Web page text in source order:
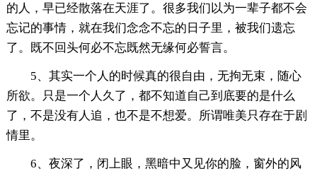
的人，早已经散落在天涯了。很多我们以为一辈子都不会
忘记的事情，就在我们念念不忘的日子里，被我们遗忘
了。既不回头何必不忘既然无缘何必誓言。
5、其实一个人的时候真的很自由，无拘无束，随心
所欲。只是一个人久了，都不知道自己到底要的是什么
了，不是没有人追，也不是不想爱。所谓唯美只存在于剧
情里。
6、夜深了，闭上眼，黑暗中又见你的脸，窗外的风